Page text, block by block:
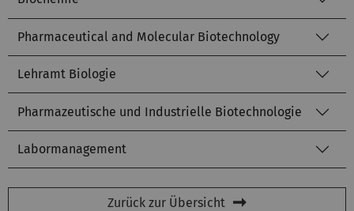
Pharmaceutical and Molecular Biotechnology
Lehramt Biologie
Pharmazeutische und Industrielle Biotechnologie
Labormanagement
Zurück zur Übersicht